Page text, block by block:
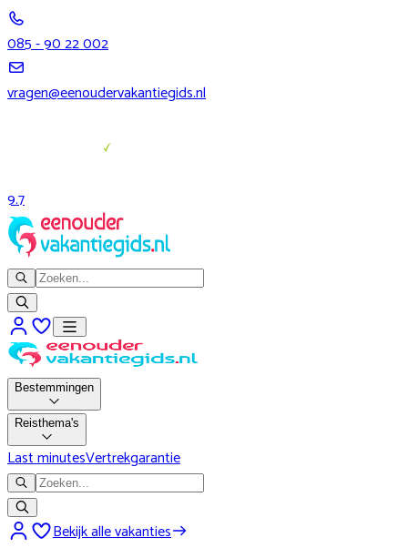
085 - 90 22 002
vragen@eenoudervakantiegids.nl
9.7
Bestemmingen
Reisthema's
Last minutesVertrekgarantie
Bekijk alle vakanties